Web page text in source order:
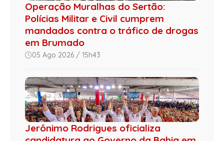
Operação Muralhas do Sertão:
Polícias Militar e Civil cumprem
mandados contra o tráfico de drogas
em Brumado
05 Ago 2026 / 15h43
Jerônimo Rodrigues oficializa